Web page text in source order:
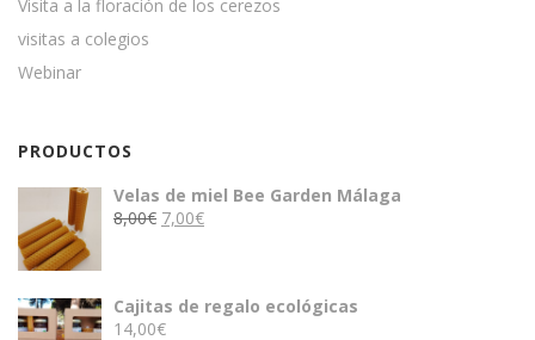
Visita a la floración de los cerezos
visitas a colegios
Webinar
PRODUCTOS
Velas de miel Bee Garden Málaga
8,00€ El
era:
8,00€.
7,00€El
es:
Cajitas de regalo ecológicas
14,00€